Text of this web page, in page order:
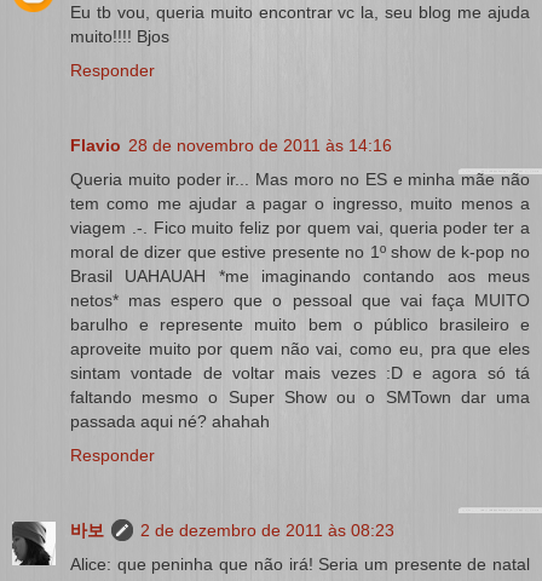
Eu tb vou, queria muito encontrar vc la, seu blog me ajuda
muito!!!! Bjos
Responder
Flavio 28 de novembro de 2011 às 14:16
Queria muito poder ir... Mas moro no ES e minha mãe não
tem como me ajudar a pagar o ingresso, muito menos a
viagem .-. Fico muito feliz por quem vai, queria poder ter a
moral de dizer que estive presente no 1º show de k-pop no
Brasil UAHAUAH *me imaginando contando aos meus
netos* mas espero que o pessoal que vai faça MUITO
barulho e represente muito bem o público brasileiro e
aproveite muito por quem não vai, como eu, pra que eles
sintam vontade de voltar mais vezes :D e agora só tá
faltando mesmo o Super Show ou o SMTown dar uma
passada aqui né? ahahah
Responder
바보
2 de dezembro de 2011 às 08:23
Alice: que peninha que não irá! Seria um presente de natal